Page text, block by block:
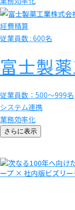
経費精算
従業員数 : 600名
富士製
従業員数：500〜999名
システム連携
業務効率化
さらに表示